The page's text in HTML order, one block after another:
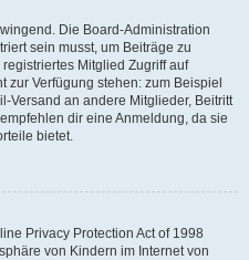
Die Board-Administration
sein musst, um Beiträge zu
Mitglied Zugriff auf
zur Verfügung stehen: zum Beispiel
Versand an andere Mitglieder, Beitritt
dir eine Anmeldung, da sie
bietet.
Privacy Protection Act of 1998
von Kindern im Internet von